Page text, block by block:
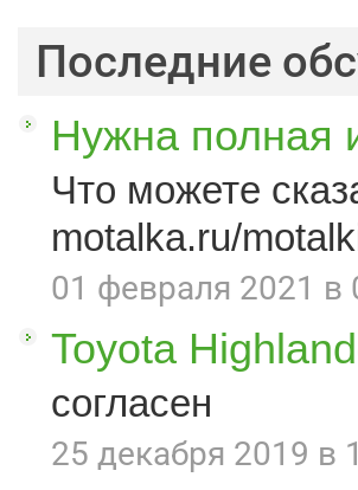
Последние
Нужна полная
Что можете
motalka.ru/
01 февраля 2021 в
Toyota
согласен
25 декабря 2019 в